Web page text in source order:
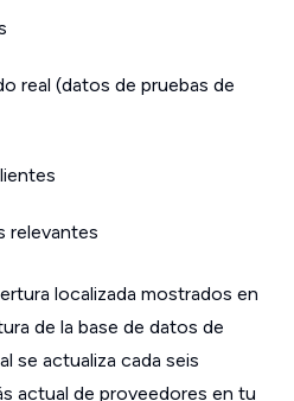
real (datos de pruebas de
relevantes
localizada mostrados en
de la base de datos de
se actualiza cada seis
actual de proveedores en tu